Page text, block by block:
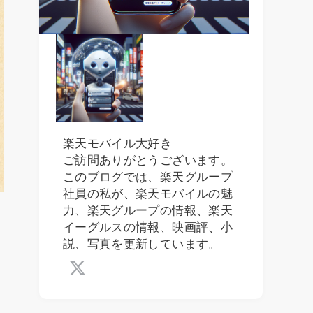
楽天モバイル大好き
ご訪問ありがとうございます。
このブログでは、楽天グループ
社員の私が、楽天モバイルの魅
力、楽天グループの情報、楽天
イーグルスの情報、映画評、小
説、写真を更新しています。